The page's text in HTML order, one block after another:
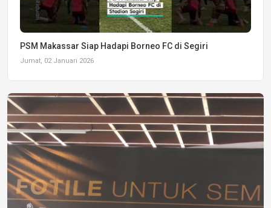
PSM Makassar Siap Hadapi Borneo FC di Segiri
Jumat, 02 Januari 2026